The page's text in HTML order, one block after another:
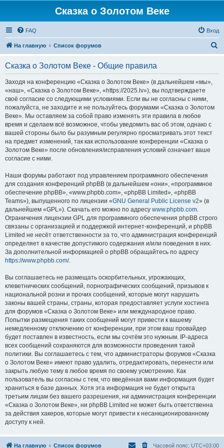
Сказка о Золотом Веке
FAQ Вход
На главную Список форумов
Сказка о Золотом Веке - Общие правила
Заходя на конференцию «Сказка о Золотом Веке» (в дальнейшем «мы»,
«наш», «Сказка о Золотом Веке», «https://2025.lv»), вы подтверждаете
своё согласие со следующими условиями. Если вы не согласны с ними,
пожалуйста, не заходите и не пользуйтесь форумами «Сказка о Золотом
Веке». Мы оставляем за собой право изменять эти правила в любое
время и сделаем всё возможное, чтобы уведомить вас об этом, однако с
вашей стороны было бы разумным регулярно просматривать этот текст
на предмет изменений, так как использование конференции «Сказка о
Золотом Веке» после обновления/исправления условий означает ваше
согласие с ними.
Наши форумы работают под управлением программного обеспечения
для создания конференций phpBB (в дальнейшем «они», «программное
обеспечение phpBB», «www.phpbb.com», «phpBB Limited», «phpBB
Teams»), выпущенного по лицензии «GNU General Public License v2» (в
дальнейшем «GPL»). Скачать его можно по адресу www.phpbb.com.
Ограничения лицензии GPL для программного обеспечения phpBB строго
связаны с организацией и поддержкой интернет-конференций, и phpBB
Limited не несёт ответственности за то, что администрация конференций
определяет в качестве допустимого содержания и/или поведения в них.
За дополнительной информацией о phpBB обращайтесь по адресу
https://www.phpbb.com/.
Вы соглашаетесь не размещать оскорбительных, угрожающих,
клеветнических сообщений, порнографических сообщений, призывов к
национальной розни и прочих сообщений, которые могут нарушить
законы вашей страны, страны, которая предоставляет услуги хостинга
для форумов «Сказка о Золотом Веке» или международное право.
Попытки размещения таких сообщений могут привести к вашему
немедленному отключению от конференции, при этом ваш провайдер
будет поставлен в известность, если мы сочтём это нужным. IP-адреса
всех сообщений сохраняются для возможности проведения такой
политики. Вы соглашаетесь с тем, что администраторы форумов «Сказка
о Золотом Веке» имеют право удалить, отредактировать, перенести или
закрыть любую тему в любое время по своему усмотрению. Как
пользователь вы согласны с тем, что введённая вами информация будет
храниться в базе данных. Хотя эта информация не будет открыта
третьим лицам без вашего разрешения, ни администрация конференции
«Сказка о Золотом Веке», ни phpBB Limited не может быть ответственна
за действия хакеров, которые могут привести к несанкционированному
доступу к ней.
На главную Список форумов Часовой пояс: UTC+03:00